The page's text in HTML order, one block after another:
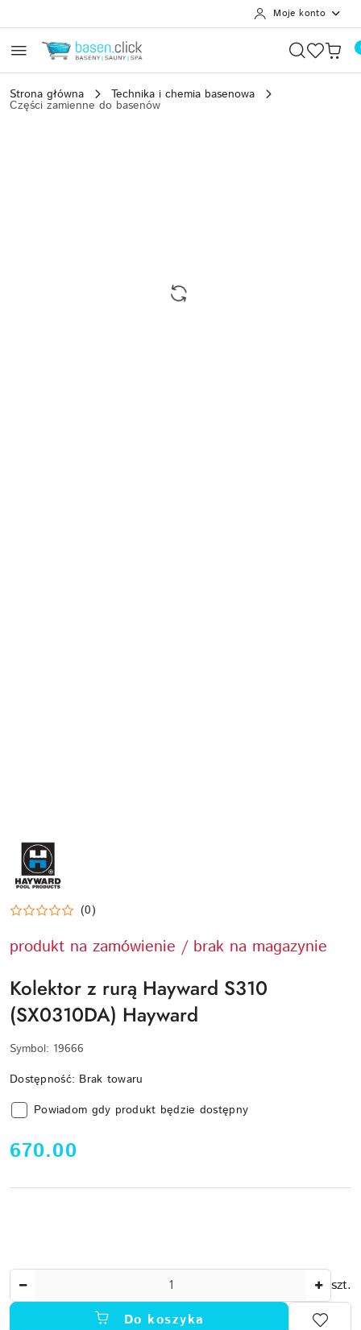
Moje konto
Strona główna Technika i chemia basenowa
Części zamienne do basenów
HAYWARD-
LOGO
(0)
produkt na zamówienie / brak na magazynie
Kolektor z rurą Hayward S310
(SX0310DA) Hayward
Symbol: 19666
Dostępność: Brak towaru
Powiadom gdy produkt będzie dostępny
cena:
670.00
szt.
Do koszyka